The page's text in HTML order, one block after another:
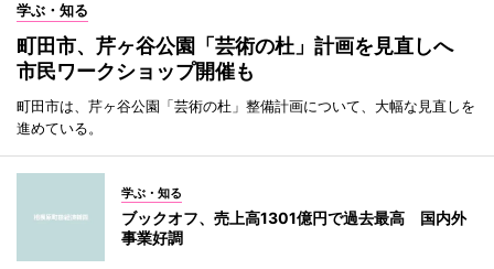
学ぶ・知る
町田市、芹ヶ谷公園「芸術の杜」計画を見直しへ
市民ワークショップ開催も
町田市は、芹ヶ谷公園「芸術の杜」整備計画について、大幅な見直しを
進めている。
学ぶ・知る
ブックオフ、売上高1301億円で過去最高 国内外
事業好調